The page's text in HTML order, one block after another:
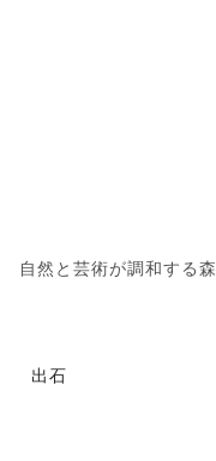
自然と芸術が調和する森
出石